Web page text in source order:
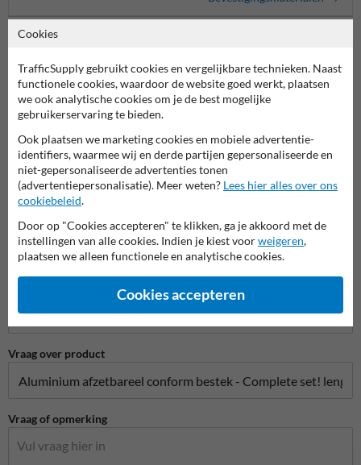
Stel je vraag aan Verkeersspiegel.be
Bedrijfsnaam
E-mailadres*
Vraag over product
Vraag of opmerking
Cookies
TrafficSupply gebruikt cookies en vergelijkbare technieken. Naast
functionele cookies, waardoor de website goed werkt, plaatsen
we ook analytische cookies om je de best mogelijke
gebruikerservaring te bieden.
Ook plaatsen we marketing cookies en mobiele advertentie-
identifiers, waarmee wij en derde partijen gepersonaliseerde en
niet-gepersonaliseerde advertenties tonen
(advertentiepersonalisatie). Meer weten? Lees hier alles over ons
cookiebeleid.
Door op "Cookies accepteren" te klikken, ga je akkoord met de
instellingen van alle cookies. Indien je kiest voorweigeren,
plaatsen we alleen functionele en analytische cookies.
Cookies accepteren